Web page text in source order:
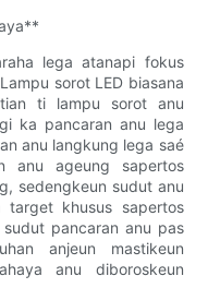
lega atanapi fokus
sorot LED biasana
ti lampu sorot anu
ka pancaran anu lega
anu langkung lega saé
anu ageung sapertos
sedengkeun sudut anu
target khusus sapertos
pancaran anu pas
anjeun mastikeun
anu diboroskeun